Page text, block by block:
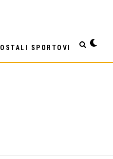
OSTALI SPORTOVI